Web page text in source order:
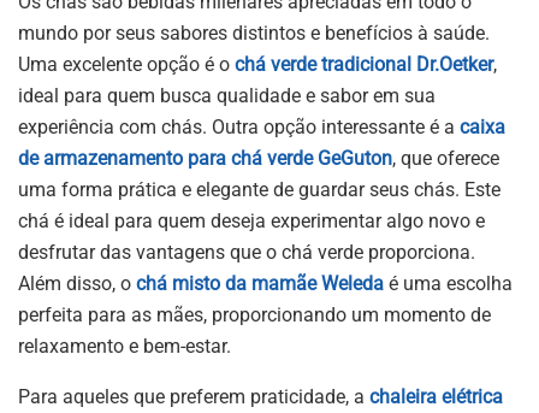
mundo por seus sabores distintos e benefícios à saúde.
Uma excelente opção é o chá verde tradicional Dr.Oetker,
ideal para quem busca qualidade e sabor em sua
experiência com chás. Outra opção interessante é a caixa
de armazenamento para chá verde GeGuton, que oferece
uma forma prática e elegante de guardar seus chás. Este
chá é ideal para quem deseja experimentar algo novo e
desfrutar das vantagens que o chá verde proporciona.
Além disso, o chá misto da mamãe Weleda é uma escolha
perfeita para as mães, proporcionando um momento de
relaxamento e bem-estar.
Para aqueles que preferem praticidade, a chaleira elétrica